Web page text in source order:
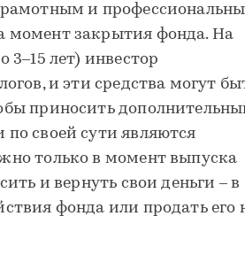
и
момент закрытия фонда. На
лет) инвестор
и эти средства могут
приносить
своей сути являются
только в момент выпуска
и вернуть свои деньги – в
фонда или продать его